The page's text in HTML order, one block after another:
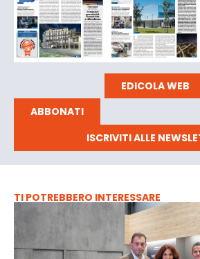
EDICOLA WEB
ABBONATI
ISCRIVITI ALLE
TI POTREBBERO INTERESSARE